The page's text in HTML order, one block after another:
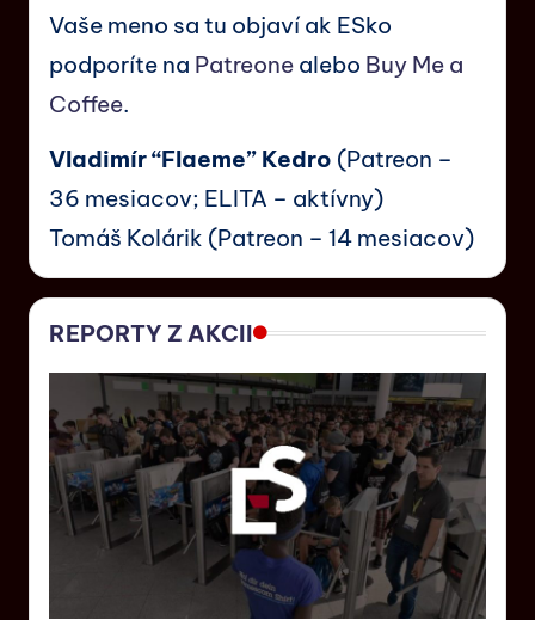
Vaše meno sa tu objaví ak ESko
podporíte na Patreone alebo Buy Me a
Coffee.
Vladimír “Flaeme” Kedro (Patreon –
36 mesiacov; ELITA – aktívny)
Tomáš Kolárik (Patreon – 14 mesiacov)
REPORTY Z AKCII